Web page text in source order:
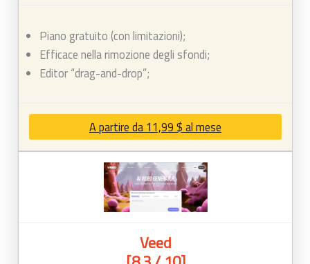
Piano gratuito (con limitazioni);
Efficace nella rimozione degli sfondi;
Editor “drag-and-drop”;
A partire da 11,99 $ al mese
Veed